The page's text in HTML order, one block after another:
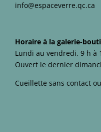
info@espaceverre.qc.ca
Horaire à la galerie-
Lundi au vendredi, 9 h à
Ouvert le dernier
Cueillette sans contact